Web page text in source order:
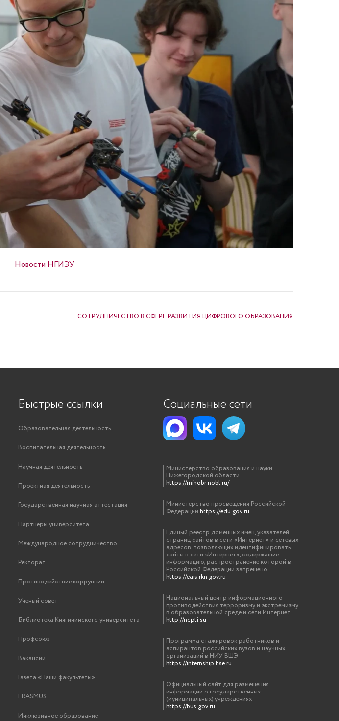
Новости НГИЭУ
СОТРУДНИЧЕСТВО В СФЕРЕ РАЗВИТИЯ ЦИФРОВОГО ОБРАЗОВАНИЯ
Быстрые ссылки
Образовательная деятельность
Воспитательная деятельность
Научная деятельность
Проектная деятельность
Государственная научная аттестация
Партнеры университета
Международное сотрудничество
Ректорат
Противодействие коррупции
Ученый совет
Библиотека Княгининского университета
Профсоюз
Вакансии
Газета «Наши факультеты»
ERASMUS+
Инклюзивное образование
Социальные сети
Министерство образования и науки
Нижегородской области
https://minobr.nobl.ru/
Министерство просвещения Российской
Федерации https://edu.gov.ru
Единый реестр доменных имен, указателей
страниц сайтов в сети «Интернет» и сетевых
адресов, позволяющих идентифицировать
сайты в сети «Интернет», содержащие
информацию, распространение которой в
Российской Федерации запрещено
https://eais.rkn.gov.ru
Национальный центр информационного
противодействия терроризму и экстремизму
в образовательной среде и сети Интернет
http://ncpti.su
Программа стажировок работников и
аспирантов российских вузов и научных
организаций в НИУ ВШЭ
https://internship.hse.ru
Официальный сайт для размещения
информации о государственных
(муниципальных) учреждениях
https://bus.gov.ru